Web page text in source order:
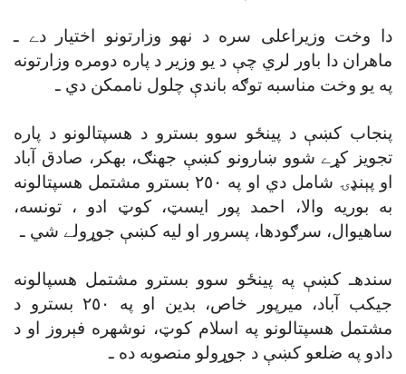
دا وخت وزيراعلى سره د نهو وزارتونو اختيار دے ـ
ماهران دا باور لري چې د يو وزير د پاره دومره وزارتونه
په يو وخت مناسبه توګه باندې چلول ناممکن دي ـ
پنجاب کښې د پينځو سوو بسترو د هسپتالونو د پاره
تجويز کړے شوو ښارونو کښې جهنګ، بهکر، صادق آباد
او پېنډۍ شامل دي او په ٢٥٠ بسترو مشتمل هسپتالونه
به بوريه والا، احمد پور ايسټ، کوټ ادو ، تونسه،
ساهيوال، سرګودها، پسرور او ليه کښې جوړولے شي ـ
سندهـ کښې په پينځو سوو بسترو مشتمل هسپالونه
جيکب آباد، ميرپور خاص، بدين او په ٢٥٠ بسترو د
مشتمل هسپتالونو په اسلام کوټ، نوشهره فېروز او د
دادو په ضلعو کښې د جوړولو منصوبه ده ـ